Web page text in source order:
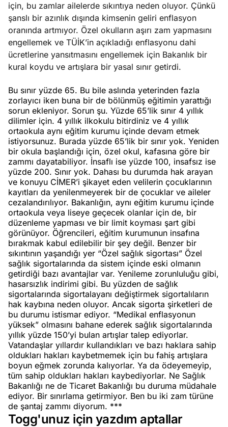
için, bu zamlar ailelerde sıkıntıya neden oluyor. Çünkü
şanslı bir azınlık dışında kimsenin geliri enflasyon
oranında artmıyor. Özel okulların aşırı zam yapmasını
engellemek ve TÜİK’in açıkladığı enflasyonu dahi
ücretlerine yansıtmasını engellemek için Bakanlık bir
kural koydu ve artışlara bir yasal sınır getirdi.
Bu sınır yüzde 65. Bu bile aslında yeterinden fazla
zorlayıcı iken buna bir de bölünmüş eğitimin yarattığı
sorun ekleniyor. Sorun şu. Yüzde 65’lik sınır 4 yıllık
dilimler için. 4 yıllık ilkokulu bitirdiniz ve 4 yıllık
ortaokula aynı eğitim kurumu içinde devam etmek
istiyorsunuz. Burada yüzde 65’lik bir sınır yok. Yeniden
bir okula başlandığı için, özel okul, kafasına göre bir
zammı dayatabiliyor. İnsaflı ise yüzde 100, insafsız ise
yüzde 200. Sınır yok. Dahası bu durumda hak arayan
ve konuyu CİMER’i şikayet eden velilerin çocuklarının
kayıtları da yenilenmeyerek bir de çocuklar ve aileler
cezalandırılıyor. Bakanlığın, aynı eğitim kurumu içinde
ortaokula veya liseye geçecek olanlar için de, bir
düzenleme yapması ve bir limit koyması şart gibi
görünüyor. Öğrencileri, eğitim kurumunun insafına
bırakmak kabul edilebilir bir şey değil. Benzer bir
sıkıntının yaşandığı yer “Özel sağlık sigortası” Özel
sağlık sigortalarında da sistem içinde eski olmanın
getirdiği bazı avantajlar var. Yenileme zorunluluğu gibi,
hasarsızlık indirimi gibi. Bu yüzden de sağlık
sigortalarında sigortalayanı değiştirmek sigortalıların
hak kaybına neden oluyor. Ancak sigorta şirketleri de
bu durumu istismar ediyor. “Medikal enflasyonun
yüksek” olmasını bahane ederek sağlık sigortalarında
yıllık yüzde 150’yi bulan artışlar talep ediyorlar.
Vatandaşlar yıllardır kullandıkları ve bazı haklara sahip
oldukları hakları kaybetmemek için bu fahiş artışlara
boyun eğmek zorunda kalıyorlar. Ya da ödeyemeyip,
tüm sahip oldukları hakları kaybediyorlar. Ne Sağlık
Bakanlığı ne de Ticaret Bakanlığı bu duruma müdahale
ediyor. Bir sınırlama getirmiyor. Ben bu iki zam türüne
de şantaj zammı diyorum. ***
Togg'unuz için yazdım aptallar